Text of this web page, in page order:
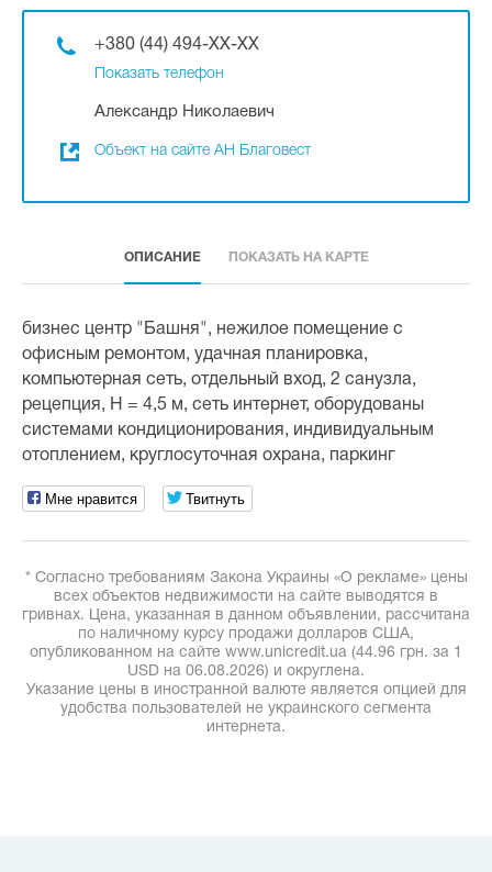
+380 (44) 494-XX-XX
Показать телефон
Александр Николаевич
Объект на сайте АН Благовест
ОПИСАНИЕ ПОКАЗАТЬ НА КАРТЕ
бизнес центр "Башня", нежилое помещение с
офисным ремонтом, удачная планировка,
компьютерная сеть, отдельный вход, 2 санузла,
рецепция, Н = 4,5 м, сеть интернет, оборудованы
системами кондиционирования, индивидуальным
отоплением, круглосуточная охрана, паркинг
Мне нравится Твитнуть
* Согласно требованиям Закона Украины «О рекламе» цены
всех объектов недвижимости на сайте выводятся в
гривнах. Цена, указанная в данном объявлении, рассчитана
по наличному курсу продажи долларов США,
опубликованном на сайте www.unicredit.ua (44.96 грн. за 1
USD на 06.08.2026) и округлена.
Указание цены в иностранной валюте является опцией для
удобства пользователей не украинского сегмента
интернета.